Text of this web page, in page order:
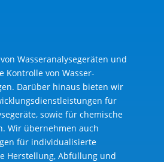
Wasseranalysegeräten und
Kontrolle von Wasser­
Darüber hinaus bieten wir
für
sowie für chemische
Wir übernehmen auch
für individualisierte
Herstellung, Abfüllung und